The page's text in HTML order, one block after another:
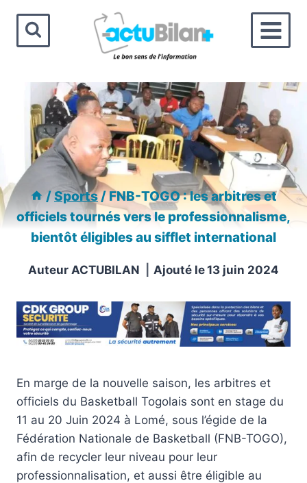
contenu
/Sports/FNB-TOGO : les arbitres et
officiels tournés vers le professionnalisme,
bientôt éligibles au sifflet international
Auteur ACTUBILAN Ajouté le13 juin 2024
En marge de la nouvelle saison, les arbitres et
officiels du Basketball Togolais sont en stage du
11 au 20 Juin 2024 à Lomé, sous l’égide de la
Fédération Nationale de Basketball (FNB-TOGO),
afin de recycler leur niveau pour leur
professionnalisation, et aussi être éligible au